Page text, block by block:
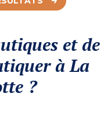
et de
à La
?